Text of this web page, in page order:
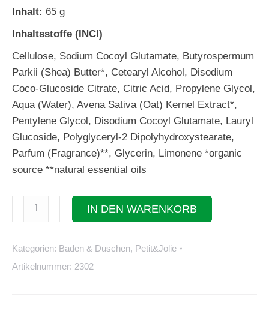
Inhalt: 65 g
Inhaltsstoffe (INCI)
Cellulose, Sodium Cocoyl Glutamate, Butyrospermum
Parkii (Shea) Butter*, Cetearyl Alcohol, Disodium
Coco-Glucoside Citrate, Citric Acid, Propylene Glycol,
Aqua (Water), Avena Sativa (Oat) Kernel Extract*,
Pentylene Glycol, Disodium Cocoyl Glutamate, Lauryl
Glucoside, Polyglyceryl-2 Dipolyhydroxystearate,
Parfum (Fragrance)**, Glycerin, Limonene *organic
source **natural essential oils
Petit&Jolie
fest
2-
in-
IN DEN WARENKORB
Kategorien: Baden & Duschen, Petit&Jolie
Artikelnummer: 2302